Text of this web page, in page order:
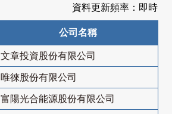
資料更新頻率：即時
公司名稱
文章投資股份有限公司
唯徠股份有限公司
富陽光合能源股份有限公司